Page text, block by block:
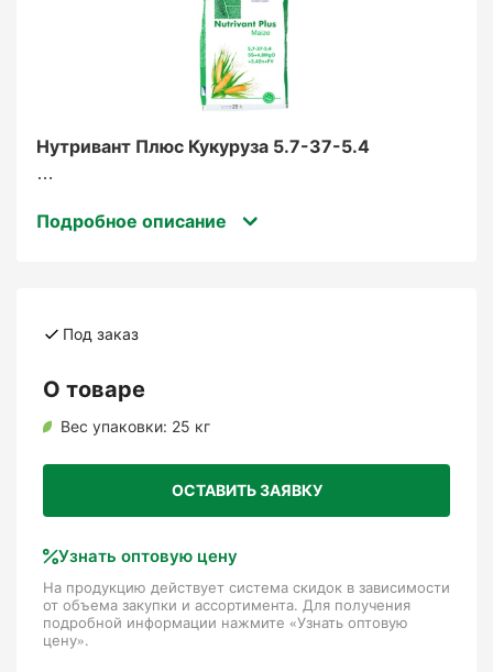
Нутривант Плюс Кукуруза 5.7-37-5.4
удобрение для листового применения,
роста культуры, обеспечивая правильное
генеративных органов и повышение
Для каких растений и на
каких стадиях роста
используется?
Подробное описание
Под заказ
О товаре
Вес упаковки: 25 кг
ОСТАВИТЬ ЗАЯВКУ
Узнать оптовую цену
На продукцию действует система скидок в зависимости
от объема закупки и ассортимента. Для получения
подробной информации нажмите «Узнать оптовую
цену».